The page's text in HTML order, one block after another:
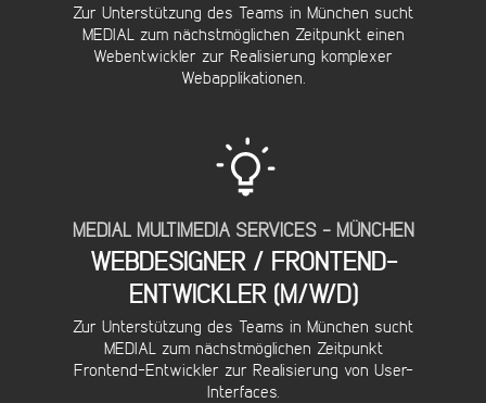
Zur Unterstützung des Teams in München sucht
MEDIAL zum nächstmöglichen Zeitpunkt einen
Webentwickler zur Realisierung komplexer
Webapplikationen.
MEDIAL MULTIMEDIA SERVICES - MÜNCHEN
WEBDESIGNER / FRONTEND-
ENTWICKLER (M/W/D)
Zur Unterstützung des Teams in München sucht
MEDIAL zum nächstmöglichen Zeitpunkt
Frontend-Entwickler zur Realisierung von User-
Interfaces.
DETAILS...